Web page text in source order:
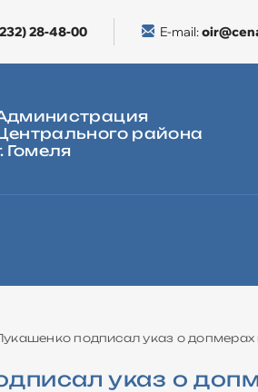
28-48-00 E-mail:
района
Гомеля
подписал указ о
указ о